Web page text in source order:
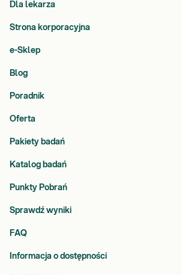
Dla lekarza
Strona korporacyjna
e-Sklep
Blog
Poradnik
Oferta
Pakiety badań
Katalog badań
Punkty Pobrań
Sprawdź wyniki
FAQ
Informacja o dostępności